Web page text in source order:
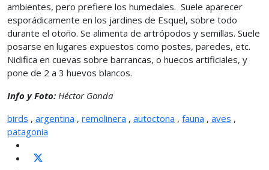
ambientes, pero prefiere los humedales. Suele aparecer
esporádicamente en los jardines de Esquel, sobre todo
durante el otoño. Se alimenta de artrópodos y semillas. Suele
posarse en lugares expuestos como postes, paredes, etc.
Nidifica en cuevas sobre barrancas, o huecos artificiales, y
pone de 2 a 3 huevos blancos.
Info y Foto: Héctor Gonda
birds , argentina , remolinera , autoctona , fauna , aves ,
patagonia